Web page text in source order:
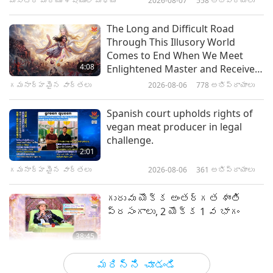
0:46
28:15
ముఖ్యమైన సమాచారం కోవిడ్ చీఫ్
నుండి, 6 యొక్క 1 వ భాగం
15:15
Supreme Master Ching Hai
(Vegan) on the Harmful Effects of
and Energy
36:02
ఎవరైతే పశ్చాత్తాప
మరిన్ని చూడండి
4:08
The Long and Difficult Road
Through This Illusory World
Comes to End When We Meet
Enlightened Master and Receive
గమనార్హమైన వార్తలు 2026-08-06 778 అభిప్రాయాలు
2:01
Spanish court upholds rights of
vegan meat producer in legal
challenge.
గమనార్హమైన వార్తలు 2026-08-06 361 అభిప్రాయాలు
38:45
గురువు యొక్క అంతర్గత శాంతి
ప్రసంగాలు, 2 యొక్క 1 వ భాగం
మాస్టర్ మరియు శిష్యుల మధ్య 2026-08-06 919